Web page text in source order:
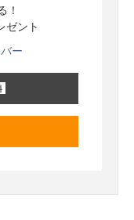
！
ゼント
ー